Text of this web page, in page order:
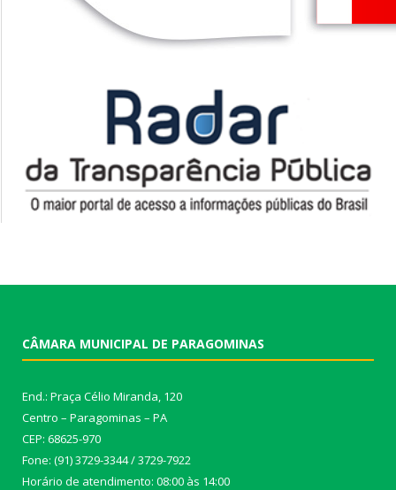
CÂMARA MUNICIPAL DE PARAGOMINAS
End.: Praça Célio Miranda, 120
Centro – Paragominas – PA
CEP: 68625-970
Fone: (91) 3729-3344 / 3729-7922
Horário de atendimento: 08:00 às 14:00